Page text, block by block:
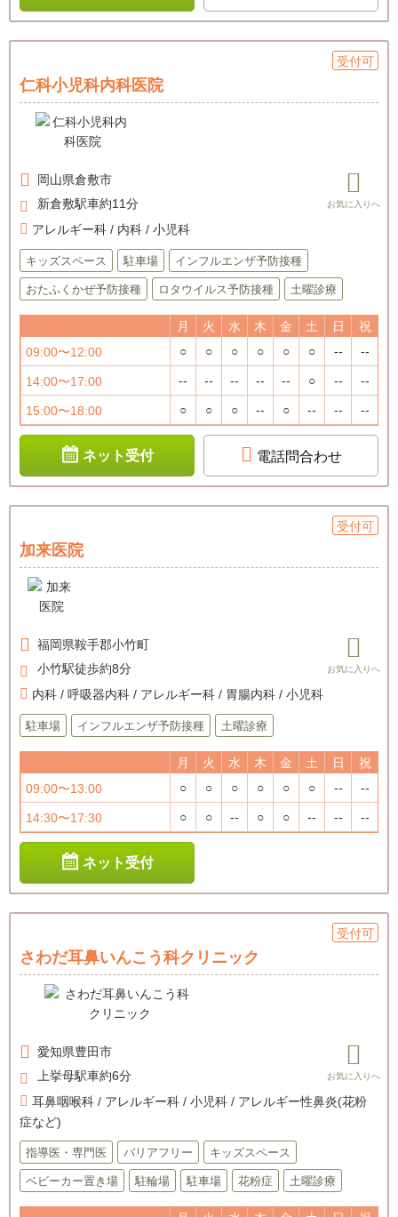
受付可
仁科小児科内科医院
岡山県倉敷市
新倉敷駅車約11分
アレルギー科 / 内科 / 小児科
キッズスペース 駐車場 インフルエンザ予防接種
おたふくかぜ予防接種 ロタウイルス予防接種 土曜診療
月 火 水 木 金 土 日
祝
09:00〜12:00
○ ○ ○ ○ ○ ○ -- --
14:00〜17:00 -- -- -- -- -- ○ -- --
15:00〜18:00 ○ ○ ○ -- ○ -- -- --
ネット受付 電話問合わせ
受付可
加来医院
福岡県鞍手郡小竹町
小竹駅徒歩約8分
内科 / 呼吸器内科 / アレルギー科 / 胃腸内科 / 小児科
駐車場 インフルエンザ予防接種 土曜診療
月 火 水 木 金 土 日
祝
09:00〜13:00
○ ○ ○ ○ ○ ○ -- --
14:30〜17:30 ○ ○ -- ○ ○ -- -- --
ネット受付
受付可
さわだ耳鼻いんこう科クリニック
愛知県豊田市
上挙母駅車約6分
耳鼻咽喉科 / アレルギー科 / 小児科 / アレルギー性鼻炎(花粉
症など)
指導医・専門医 バリアフリー キッズスペース
ベビーカー置き場 駐輪場 駐車場 花粉症 土曜診療